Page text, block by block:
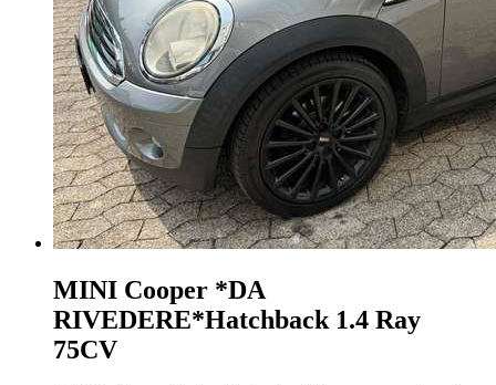
MINI Cooper *DA
RIVEDERE*Hatchback 1.4 Ray
75CV